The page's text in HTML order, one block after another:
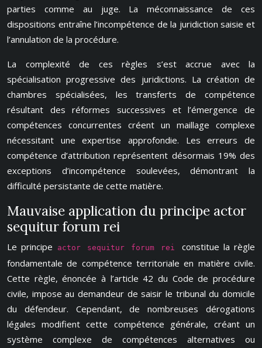
parties comme au juge. La méconnaissance de ces
dispositions entraîne l’incompétence de la juridiction saisie et
l’annulation de la procédure.
La complexité de ces règles s’est accrue avec la
spécialisation progressive des juridictions. La création de
chambres spécialisées, les transferts de compétence
résultant des réformes successives et l’émergence de
compétences concurrentes créent un maillage complexe
nécessitant une expertise approfondie. Les erreurs de
compétence d’attribution représentent désormais 19% des
exceptions d’incompétence soulevées, démontrant la
difficulté persistante de cette matière.
Mauvaise application du principe actor
sequitur forum rei
Le principe actor sequitur forum rei constitue la règle
fondamentale de compétence territoriale en matière civile.
Cette règle, énoncée à l’article 42 du Code de procédure
civile, impose au demandeur de saisir le tribunal du domicile
du défendeur. Cependant, de nombreuses dérogations
légales modifient cette compétence générale, créant un
système complexe de compétences alternatives ou